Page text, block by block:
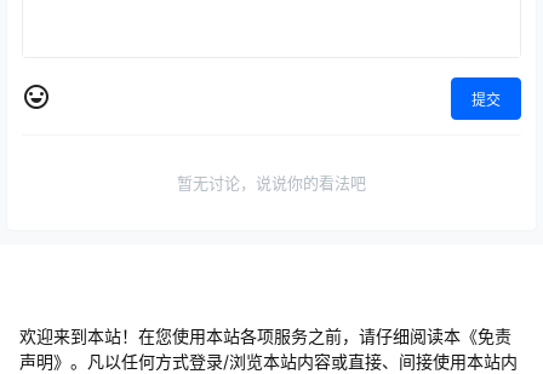
提交
暂无讨论，说说你的看法吧
欢迎来到本站！在您使用本站各项服务之前，请仔细阅读本《免责
声明》。凡以任何方式登录/浏览本站内容或直接、间接使用本站内